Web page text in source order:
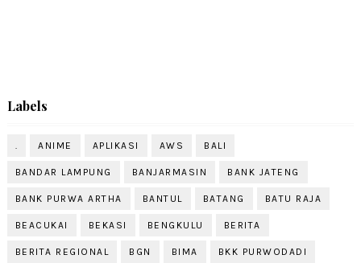
Labels
. ANIME APLIKASI AWS BALI
BANDAR LAMPUNG BANJARMASIN BANK JATENG
BANK PURWA ARTHA BANTUL BATANG BATU RAJA
BEACUKAI BEKASI BENGKULU BERITA
BERITA REGIONAL BGN BIMA BKK PURWODADI